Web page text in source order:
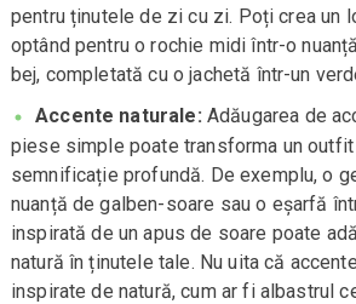
pentru ținutele de zi cu zi. Poți crea un
optând pentru o rochie midi într-o
bej, completată cu o jachetă într-un
Accente naturale: Adăugarea de
piese simple poate transforma un
semnificație profundă. De exemplu, o
nuanță de galben-soare sau o eșarfă
inspirată de un apus de soare poate
natură în ținutele tale. Nu uita că
inspirate de natură, cum ar fi albastrul